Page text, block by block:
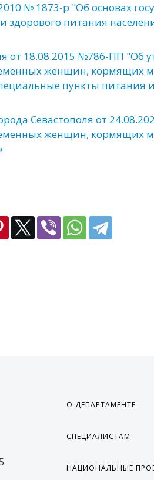
№ 1873-р "Об основах
здорового питания
от 18.08.2015 №786-ПП "Об
женщин, кормящих
пункты питания
Севастополя от
женщин, кормящих
О ДЕПАРТАМЕНТЕ
СПЕЦИАЛИСТАМ
НАЦИОНАЛЬНЫЕ